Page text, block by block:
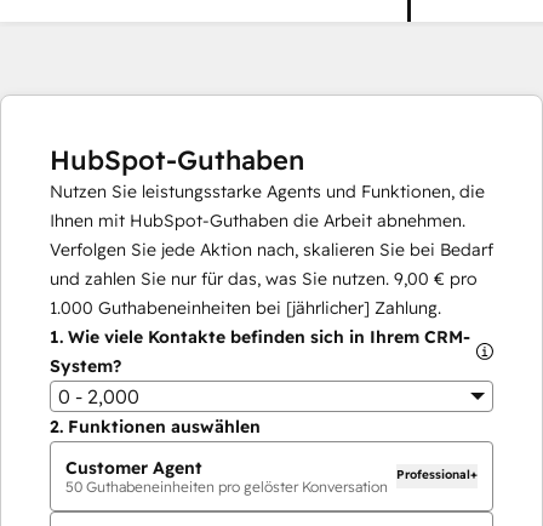
HubSpot-Guthaben
Nutzen Sie leistungsstarke Agents und Funktionen, die
Ihnen mit HubSpot-Guthaben die Arbeit abnehmen.
Verfolgen Sie jede Aktion nach, skalieren Sie bei Bedarf
und zahlen Sie nur für das, was Sie nutzen. 9,00 € pro
1.000 Guthabeneinheiten bei [jährlicher] Zahlung.
1. Wie viele Kontakte befinden sich in Ihrem CRM-
System?
0 - 2,000
2. Funktionen auswählen
Customer Agent
50 Guthabeneinheiten pro gelöster Konversation
Professional+